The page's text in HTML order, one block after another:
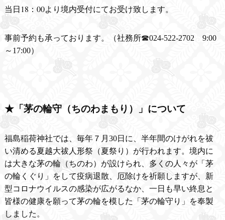
当日18：00より境内受付にてお受け致します。
事前予約も承っております。（社務所☎024-522-2702 9:00
～17:00）
★「茅の輪守（ちのわまもり）」について
福島稲荷神社では、毎年７月30日に、半年間のけがれを祓
い清める夏越大祓人形祭（夏祭り）が行われます。境内に
は大きな茅の輪（ちのわ）が設けられ、多くの人々が「茅
の輪くぐり」をして疫病退散、厄除けを祈願しますが、新
型コロナウイルスの感染が広がるなか、一日も早い終息と
皆様の健康を願って茅の輪を模した「茅の輪守り」を奉製
しました。